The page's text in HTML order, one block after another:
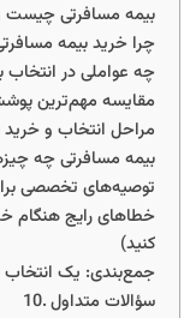
بیمه مسافرتی چیست
چرا خرید بیمه
چه عواملی در انتخاب
مقایسه مهم‌ترین
مراحل انتخاب و خرید
بیمه مسافرتی چه
توصیه‌های تخصصی
خطاهای رایج هنگام
کنید)
جمع‌بندی: یک
سؤالات متداول